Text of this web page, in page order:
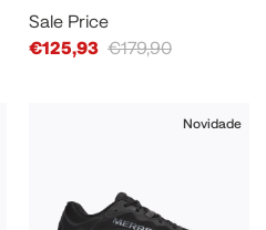
Sale Price
€125,93 €179,90
Novidade